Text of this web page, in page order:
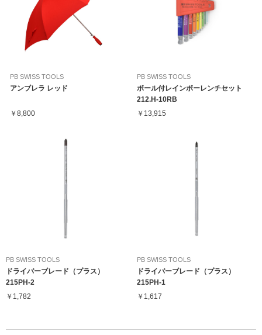
PB SWISS TOOLS
アンブレラ レッド
￥8,800
PB SWISS TOOLS
ボール付レインボーレンチセット
212.H-10RB
￥13,915
PB SWISS TOOLS
ドライバーブレード（プラス）
215PH-2
￥1,782
PB SWISS TOOLS
ドライバーブレード（プラス）
215PH-1
￥1,617